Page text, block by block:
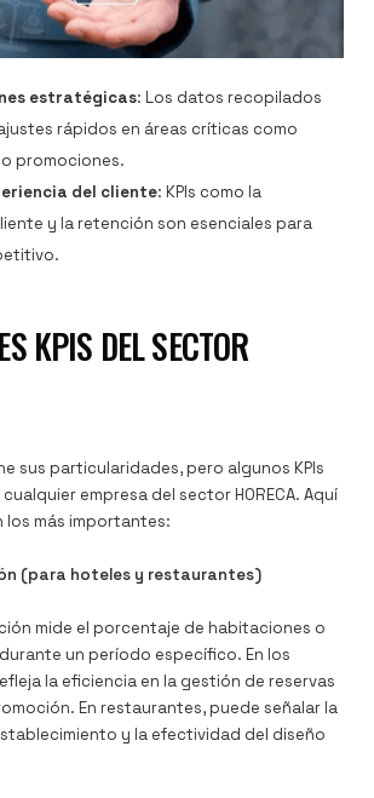
estratégicas: Los datos recopilados
rápidos en áreas críticas como
promociones.
del cliente: KPIs como la
y la retención son esenciales para
KPIS DEL SECTOR
sus particularidades, pero algunos KPIs
empresa del sector HORECA. Aquí
los más importantes:
(para hoteles y restaurantes)
mide el porcentaje de habitaciones o
un período específico. En los
la eficiencia en la gestión de reservas
En restaurantes, puede señalar la
y la efectividad del diseño